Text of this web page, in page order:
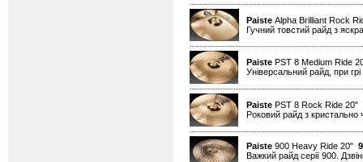
Paiste Alpha Brilliant Rock
Гучний товстий райд з
Paiste PST 8 Medium Ride
Універсальний райд, при
Paiste PST 8 Rock Ride 20"
Роковий райд з
Paiste 900 Heavy Ride 20"
Важкий райд серії 900.